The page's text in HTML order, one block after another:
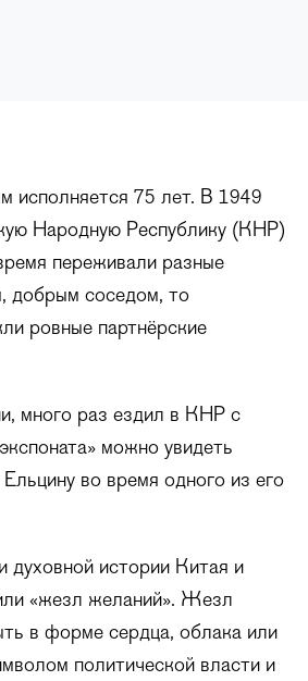
исполняется 75 лет. В 1949
Народную Республику (КНР)
переживали разные
добрым соседом, то
ровные партнёрские
много раз ездил в КНР с
можно увидеть
во время одного из его
истории Китая и
«жезл желаний». Жезл
в форме сердца, облака или
политической власти и